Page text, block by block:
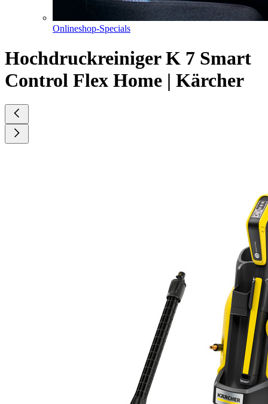
Onlineshop-Specials
Hochdruckreiniger K 7 Smart
Control Flex Home | Kärcher